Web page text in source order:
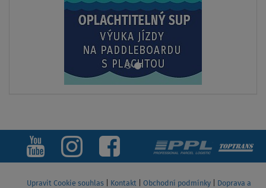
Upravit Cookie souhlas Kontakt Obchodní podmínky
Doprava a